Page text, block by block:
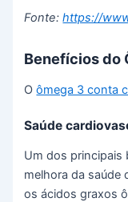
Fonte:https://
Benefícios do
Oômega 3 conta
Saúde
Um dos principais
melhora da saúde
os ácidos graxos